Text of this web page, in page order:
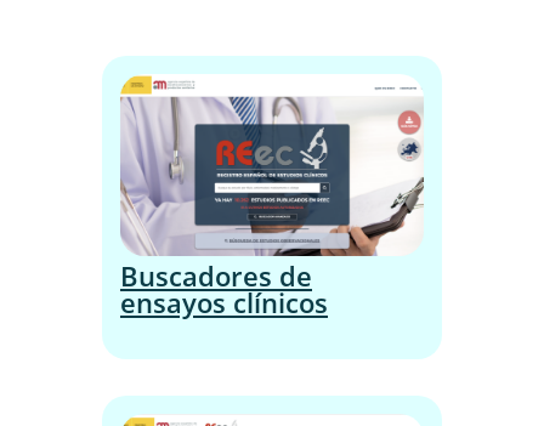
Buscadores de
ensayos clínicos